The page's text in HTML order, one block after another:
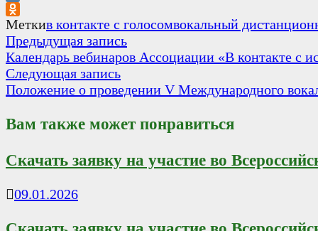
VK
Odnoklassniki
Меткив контакте с голосомвокальный
Навигация
по
записям
Предыдущая записьПредыдущая
запись:
Календарь вебинаров Ассоциации «В контакте с
Следующая записьСледующая
запись:
Положение о проведении V Международного
Вам также может понравиться
Скачать заявку на участие во
09.01.2026